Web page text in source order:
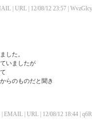
| URL | 12/08/12 23:57 |
した。
いましたが
らのものだと聞き
| EMAIL | URL | 12/08/12 18:44 |